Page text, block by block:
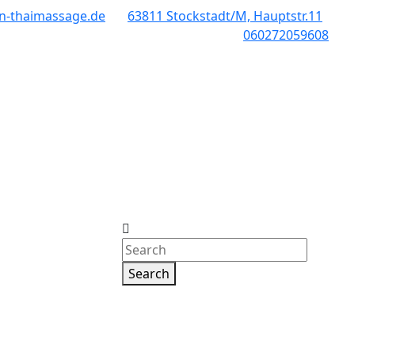
thaimassage.de
63811 Stockstadt/M, Hauptstr.11
060272059608
Search